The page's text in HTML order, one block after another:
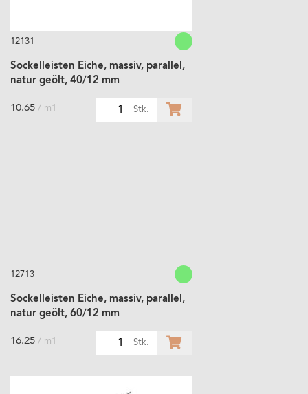
12131
Sockelleisten Eiche, massiv, parallel,
natur geölt, 40/12 mm
Stk.
10.65 / m1
12713
Sockelleisten Eiche, massiv, parallel,
natur geölt, 60/12 mm
Stk.
16.25 / m1